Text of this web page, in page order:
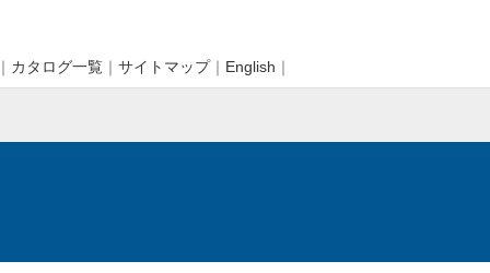
カタログ一覧 ｜ サイトマップ｜ English ｜